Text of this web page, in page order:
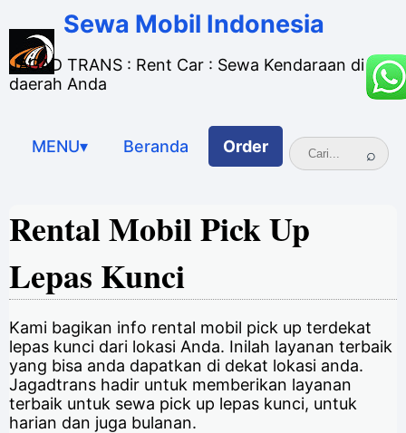
Sewa Mobil Indonesia
JAGAD TRANS : Rent Car : Sewa Kendaraan di
daerah Anda
MENU▾ Beranda Order
Rental Mobil Pick Up
Lepas Kunci
Kami bagikan info rental mobil pick up terdekat
lepas kunci dari lokasi Anda. Inilah layanan terbaik
yang bisa anda dapatkan di dekat lokasi anda.
Jagadtrans hadir untuk memberikan layanan
terbaik untuk sewa pick up lepas kunci, untuk
harian dan juga bulanan.